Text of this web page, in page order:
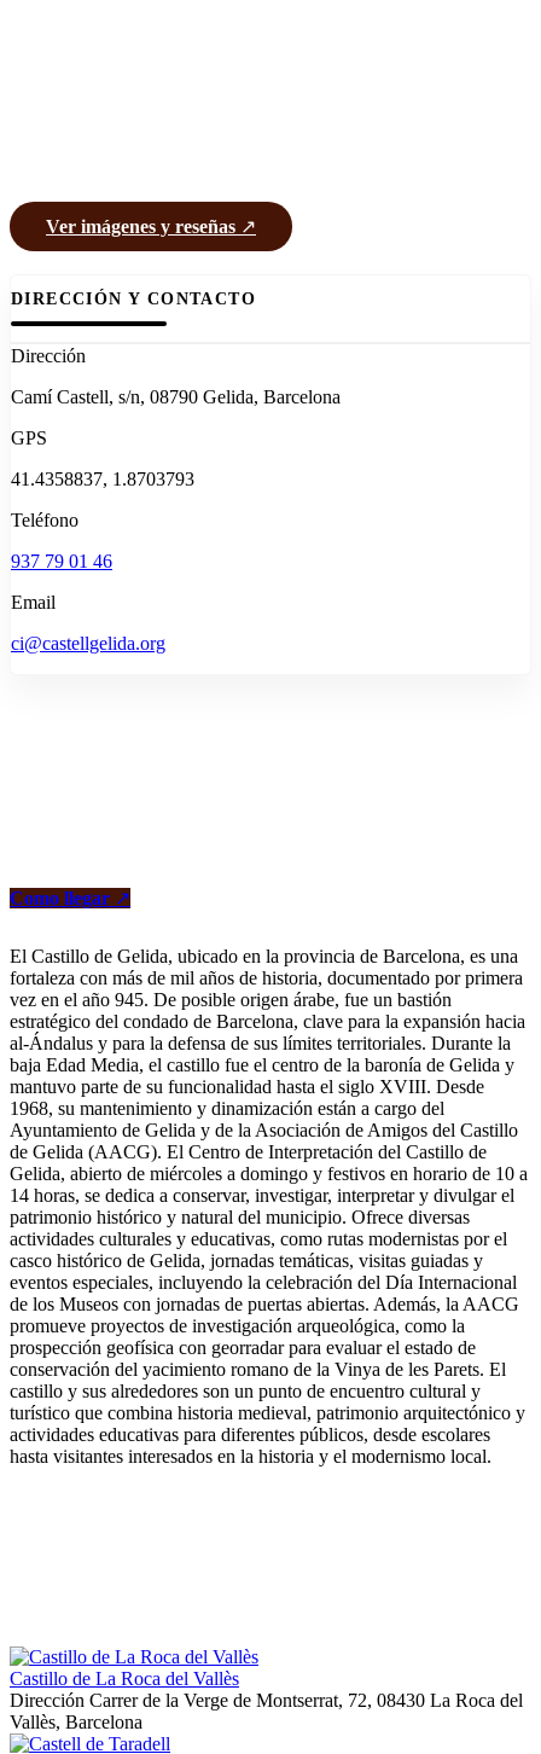
Ver imágenes y reseñas ↗
DIRECCIÓN Y CONTACTO
Dirección
Camí Castell, s/n, 08790 Gelida, Barcelona
GPS
41.4358837, 1.8703793
Teléfono
937 79 01 46
Email
ci@castellgelida.org
Como llegar ↗
El Castillo de Gelida, ubicado en la provincia de Barcelona, es una
fortaleza con más de mil años de historia, documentado por primera
vez en el año 945. De posible origen árabe, fue un bastión
estratégico del condado de Barcelona, clave para la expansión hacia
al-Ándalus y para la defensa de sus límites territoriales. Durante la
baja Edad Media, el castillo fue el centro de la baronía de Gelida y
mantuvo parte de su funcionalidad hasta el siglo XVIII. Desde
1968, su mantenimiento y dinamización están a cargo del
Ayuntamiento de Gelida y de la Asociación de Amigos del Castillo
de Gelida (AACG). El Centro de Interpretación del Castillo de
Gelida, abierto de miércoles a domingo y festivos en horario de 10 a
14 horas, se dedica a conservar, investigar, interpretar y divulgar el
patrimonio histórico y natural del municipio. Ofrece diversas
actividades culturales y educativas, como rutas modernistas por el
casco histórico de Gelida, jornadas temáticas, visitas guiadas y
eventos especiales, incluyendo la celebración del Día Internacional
de los Museos con jornadas de puertas abiertas. Además, la AACG
promueve proyectos de investigación arqueológica, como la
prospección geofísica con georradar para evaluar el estado de
conservación del yacimiento romano de la Vinya de les Parets. El
castillo y sus alrededores son un punto de encuentro cultural y
turístico que combina historia medieval, patrimonio arquitectónico y
actividades educativas para diferentes públicos, desde escolares
hasta visitantes interesados en la historia y el modernismo local.
Castillo de La Roca del Vallès
Dirección Carrer de la Verge de Montserrat, 72, 08430 La Roca del
Vallès, Barcelona